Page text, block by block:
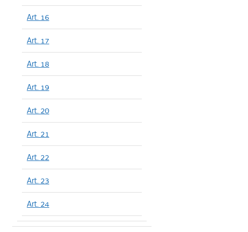
Art. 16
Art. 17
Art. 18
Art. 19
Art. 20
Art. 21
Art. 22
Art. 23
Art. 24